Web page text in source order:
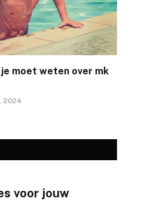
moet weten over mk
2024
voor jouw